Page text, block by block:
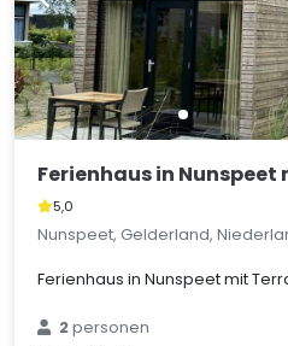
Ferienhaus in Nunspeet
5,0
Nunspeet, Gelderland,
Ferienhaus in Nunspeet mit
2personen